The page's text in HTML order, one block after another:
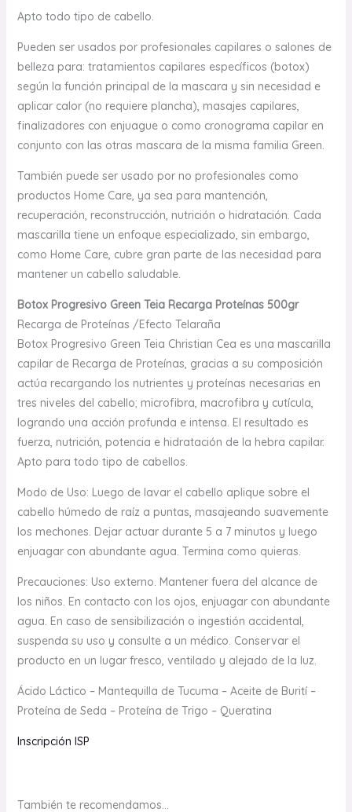
Apto todo tipo de cabello.
Pueden ser usados por profesionales capilares o salones de
belleza para: tratamientos capilares específicos (botox)
según la función principal de la mascara y sin necesidad e
aplicar calor (no requiere plancha), masajes capilares,
finalizadores con enjuague o como cronograma capilar en
conjunto con las otras mascara de la misma familia Green.
También puede ser usado por no profesionales como
productos Home Care, ya sea para mantención,
recuperación, reconstrucción, nutrición o hidratación. Cada
mascarilla tiene un enfoque especializado, sin embargo,
como Home Care, cubre gran parte de las necesidad para
mantener un cabello saludable.
Botox Progresivo Green Teia Recarga Proteínas 500gr
Recarga de Proteínas /Efecto Telaraña
Botox Progresivo Green Teia Christian Cea es una mascarilla
capilar de Recarga de Proteínas, gracias a su composición
actúa recargando los nutrientes y proteínas necesarias en
tres niveles del cabello; microfibra, macrofibra y cutícula,
logrando una acción profunda e intensa. El resultado es
fuerza, nutrición, potencia e hidratación de la hebra capilar.
Apto para todo tipo de cabellos.
Modo de Uso: Luego de lavar el cabello aplique sobre el
cabello húmedo de raíz a puntas, masajeando suavemente
los mechones. Dejar actuar durante 5 a 7 minutos y luego
enjuagar con abundante agua. Termina como quieras.
Precauciones: Uso externo. Mantener fuera del alcance de
los niños. En contacto con los ojos, enjuagar con abundante
agua. En caso de sensibilización o ingestión accidental,
suspenda su uso y consulte a un médico. Conservar el
producto en un lugar fresco, ventilado y alejado de la luz.
Ácido Láctico – Mantequilla de Tucuma – Aceite de Burití –
Proteína de Seda – Proteína de Trigo – Queratina
Inscripción ISP
También te recomendamos…